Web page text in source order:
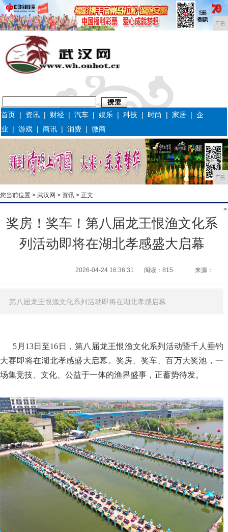
广告
首页 | 资讯 | 财经 |汽车 |娱乐 |科技 | 时尚 |家居 |企
业 |游戏 |商讯 |消费 |微商
广告
您当前位置 > 武汉网 > 资讯 > 正文
>
奖房！奖车！第八届龙王恨渔文化系
列活动即将在湖北孝感盛大启幕
2026-04-24 16:36:31 阅读：815 来源：
第八届龙王恨渔文化系列活动即将在湖北孝感启幕
5月13日至16日，第八届龙王恨渔文化系列活动暨千人垂钓
大赛即将在湖北孝感盛大启幕。奖房、奖车、百万大奖池，一
场集竞技、文化、公益于一体的渔界盛事，正蓄势待发。